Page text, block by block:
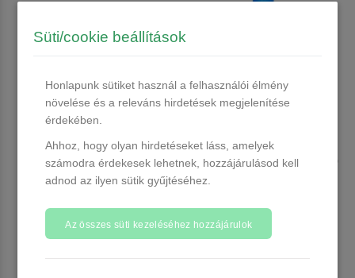
Moyra Porcelán leoldó 100 ml
11 db raktáron
1.490 Ft
Kosárba
Moyra Porcelán Liquid lila 100
3.990 Ft
Süti/cookie beállítások
Honlapunk sütiket használ a felhasználói élmény
növelése és a releváns hirdetések megjelenítése
érdekében.
Ahhoz, hogy olyan hirdetéseket láss, amelyek
számodra érdekesek lehetnek, hozzájárulásod kell
adnod az ilyen sütik gyűjtéséhez.
Az összes süti kezeléséhez hozzájárulok